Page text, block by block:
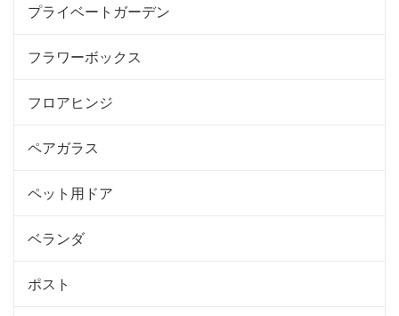
プライベートガーデン
フラワーボックス
フロアヒンジ
ペアガラス
ペット用ドア
ベランダ
ポスト